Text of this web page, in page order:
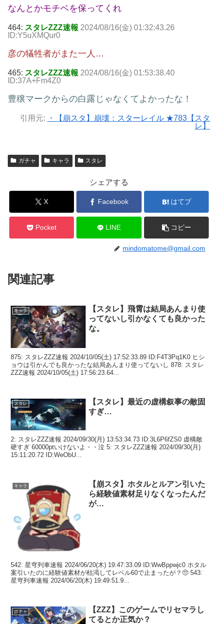
なんとかモチベを保ってくれ
464: スタレZZZ速報 2024/08/16(金) 01:32:43.26
ID:Y5uXMQur0
彦の犠牲者がまた一人…
465: スタレZZZ速報 2024/08/16(金) 01:53:38.40
ID:37A+Fm4Z0
豊穣マークからの白露じゃなくてよかったな！
引用元:
・【崩スタ】崩壊：スターレイル ★783【スタ
レ】
ガチャ キャラ スタレ
シェアする
X Facebook はてブ
Pocket LINE コピー
mindomatome@gmail.com
関連記事
キャラ
【スタレ】飛霄は結局あんまり使
ってないし引かなくても良かった
な。
875: スタレZZZ速報 2024/10/05(土) 17:52:33.89 ID:F4T3Pq1K0 ヒシ
ョウは引かんでも良かったな結局あんまり使ってないし 878: スタレ
ZZZ速報 2024/10/05(土) 17:56:23.64...
スタレ
【スタレ】最近の虚構叙事の敵固
すぎ…
2: スタレZZZ速報 2024/09/30(月) 13:53:34.73 ID:3L6P6fZS0 虚構敵
硬すぎ 60000ptいけないよ・・泣 5: スタレZZZ速報 2024/09/30(月)
15:11:20.72 ID:WeObU...
キャラ
【崩スタ】ホタルとルアン引いた
ら経験値素材足りなくなったんだ
が…
542: 星穹列車速報 2024/06/20(木) 19:47:33.09 ID:WwBppwjc0 ホタル
案引いたのに経験値素材が枯渇してレベル60で止まったが？🥺 543:
星穹列車速報 2024/06/20(木) 19:49:51.9...
ガチャ
【ZZZ】このゲームでリセマラし
てるとか正気か？